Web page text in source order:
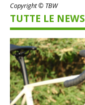
Copyright © TBW
TUTTE LE NEWS